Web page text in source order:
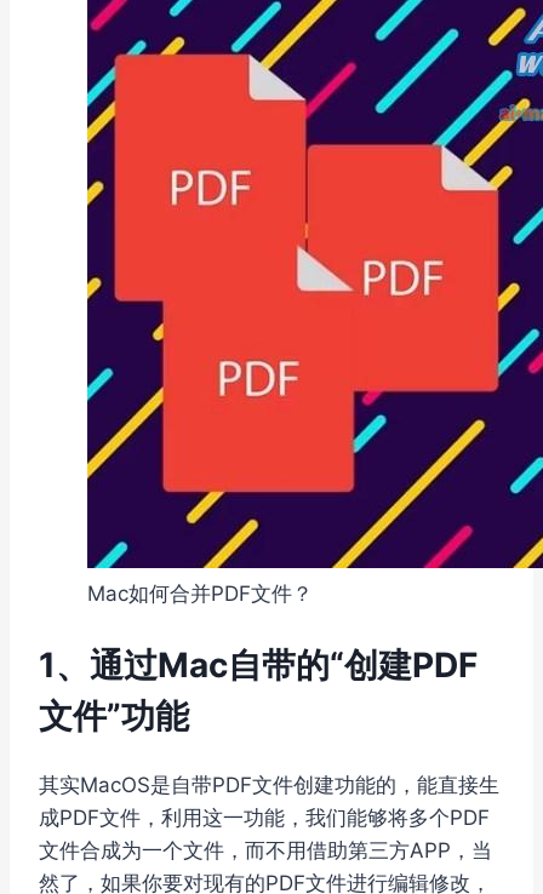
Mac如何合并PDF文件？
1、通过Mac自带的“创建PDF
文件”功能
其实MacOS是自带PDF文件创建功能的，能直接生
成PDF文件，利用这一功能，我们能够将多个PDF
文件合成为一个文件，而不用借助第三方APP，当
然了，如果你要对现有的PDF文件进行编辑修改，